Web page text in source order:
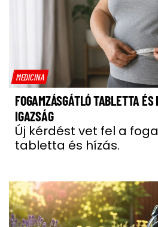
MEDICINA
FOGAMZÁSGÁTLÓ TABLETTA
IGAZSÁG
Új kérdést vet fel a
tabletta és hízás.